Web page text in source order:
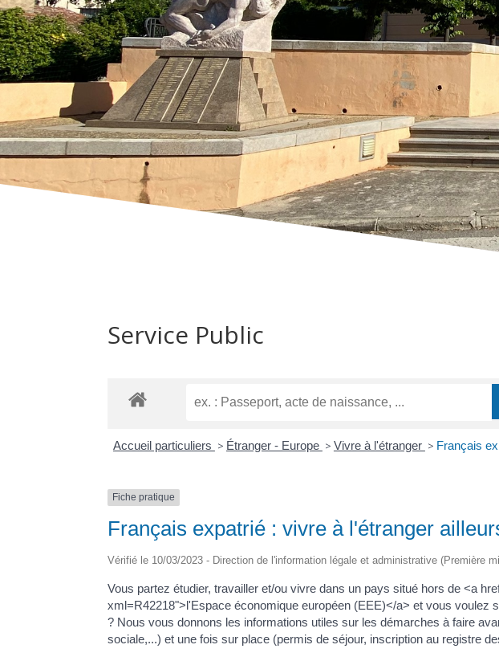
Service Public
Accueil particuliers > Étranger - Europe > Vivre à l'étranger > Français
Fiche pratique
Français expatrié : vivre à l'étranger
Vérifié le 10/03/2023 - Direction de l'information légale et administrative (Première
Vous partez étudier, travailler et/ou vivre dans un pays situé hors de <a
xml=R42218">l'Espace économique européen (EEE)</a> et vous voulez
? Nous vous donnons les informations utiles sur les démarches à faire
sociale,...) et une fois sur place (permis de séjour, inscription au registre